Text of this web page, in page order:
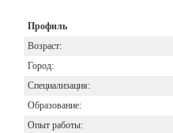
Профиль
Возраст:
Город:
Специализация:
Образование:
Опыт работы: